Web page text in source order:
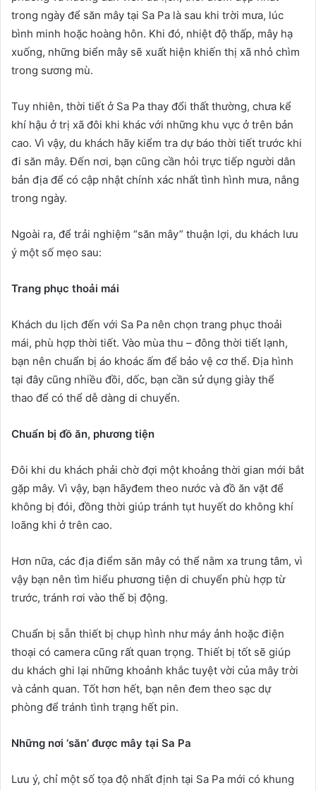
trong ngày để săn mây tại Sa Pa là sau khi trời mưa, lúc
bình minh hoặc hoàng hôn. Khi đó, nhiệt độ thấp, mây hạ
xuống, những biển mây sẽ xuất hiện khiến thị xã nhỏ chìm
trong sương mù.
Tuy nhiên, thời tiết ở Sa Pa thay đổi thất thường, chưa kể
khí hậu ở trị xã đôi khi khác với những khu vực ở trên bản
cao. Vì vậy, du khách hãy kiểm tra dự báo thời tiết trước khi
đi săn mây. Đến nơi, bạn cũng cần hỏi trực tiếp người dân
bản địa để có cập nhật chính xác nhất tình hình mưa, nắng
trong ngày.
Ngoài ra, để trải nghiệm “săn mây” thuận lợi, du khách lưu
ý một số mẹo sau:
Trang phục thoải mái
Khách du lịch đến với Sa Pa nên chọn trang phục thoải
mái, phù hợp thời tiết. Vào mùa thu – đông thời tiết lạnh,
bạn nên chuẩn bị áo khoác ấm để bảo vệ cơ thể. Địa hình
tại đây cũng nhiều đồi, dốc, bạn cần sử dụng giày thể
thao để có thể dễ dàng di chuyển.
Chuẩn bị đồ ăn, phương tiện
Đôi khi du khách phải chờ đợi một khoảng thời gian mới bắt
gặp mây. Vì vậy, bạn hãyđem theo nước và đồ ăn vặt để
không bị đói, đồng thời giúp tránh tụt huyết do không khí
loãng khi ở trên cao.
Hơn nữa, các địa điểm săn mây có thể nằm xa trung tâm, vì
vậy bạn nên tìm hiểu phương tiện di chuyển phù hợp từ
trước, tránh rơi vào thế bị động.
Chuẩn bị sẵn thiết bị chụp hình như máy ảnh hoặc điện
thoại có camera cũng rất quan trọng. Thiết bị tốt sẽ giúp
du khách ghi lại những khoảnh khắc tuyệt vời của mây trời
và cảnh quan. Tốt hơn hết, bạn nên đem theo sạc dự
phòng để tránh tình trạng hết pin.
Những nơi ‘săn’ được mây tại Sa Pa
Lưu ý, chỉ một số tọa độ nhất định tại Sa Pa mới có khung